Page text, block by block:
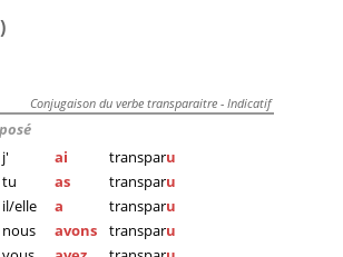
Conjugaison du verbe transparaitre - Indicatif
j'
ai transparu
tu
as transparu
il/elle
a transparu
nous
avons transparu